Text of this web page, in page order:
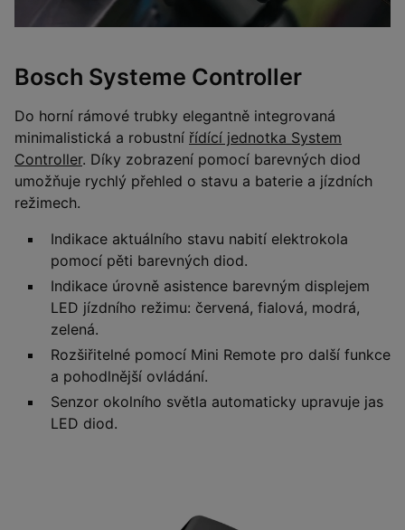
Bosch Systeme Controller
Do horní rámové trubky elegantně integrovaná
minimalistická a robustní řídící jednotka System
Controller. Díky zobrazení pomocí barevných diod
umožňuje rychlý přehled o stavu a baterie a jízdních
režimech.
Indikace aktuálního stavu nabití elektrokola
pomocí pěti barevných diod.
Indikace úrovně asistence barevným displejem
LED jízdního režimu: červená, fialová, modrá,
zelená.
Rozšiřitelné pomocí Mini Remote pro další funkce
a pohodlnější ovládání.
Senzor okolního světla automaticky upravuje jas
LED diod.